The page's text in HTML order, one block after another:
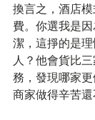
換言之，酒店
費。你選我是
潔，這掙的是
人？他會貨比
務，發現哪家
商家做得辛苦還